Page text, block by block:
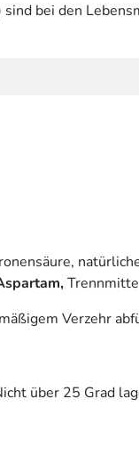
bei den
Verzehr
über 25 Grad